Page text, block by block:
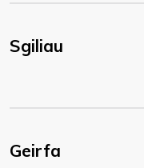
Sgiliau
Geirfa